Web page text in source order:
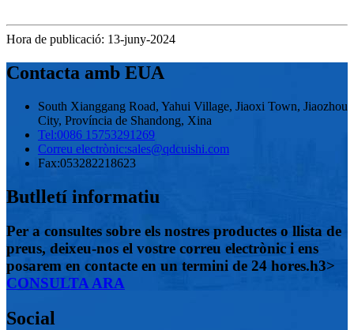
Hora de publicació: 13-juny-2024
Contacta amb EUA
South Xianggang Road, Yahui Village, Jiaoxi Town, Jiaozhou
City, Província de Shandong, Xina
Tel:0086 15753291269
Correu electrònic:sales@qdcuishi.com
Fax:053282218623
Butlletí informatiu
Per a consultes sobre els nostres productes o llista de
preus, deixeu-nos el vostre correu electrònic i ens
posarem en contacte en un termini de 24 hores.h3>
CONSULTA ARA
Social